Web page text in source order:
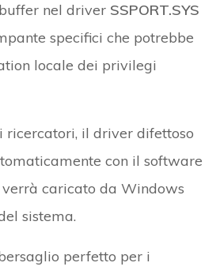
nel driver SSPORT.SYS
specifici che potrebbe
locale dei privilegi
ricercatori, il driver difettoso
con il software
caricato da Windows
sistema.
perfetto per i